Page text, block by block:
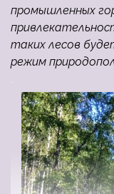
промышленных
таких лесов
режим